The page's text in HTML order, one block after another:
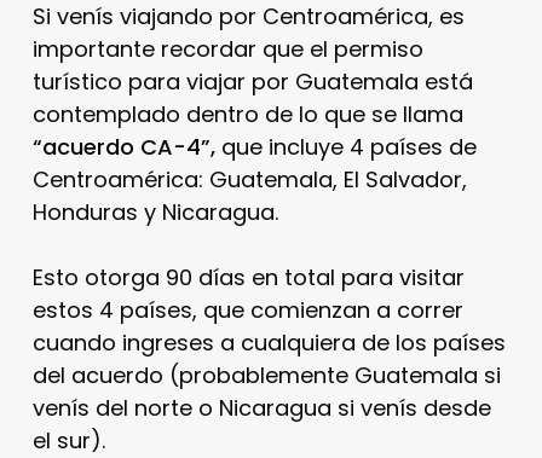
Si venís viajando por Centroamérica, es
importante recordar que el permiso
turístico para viajar por Guatemala está
contemplado dentro de lo que se llama
“acuerdo CA-4”,que incluye 4 países de
Centroamérica: Guatemala, El Salvador,
Honduras y Nicaragua.
Esto otorga 90 días en total para visitar
estos 4 países, que comienzan a correr
cuando ingreses a cualquiera de los países
del acuerdo (probablemente Guatemala si
venís del norte o Nicaragua si venís desde
el sur).